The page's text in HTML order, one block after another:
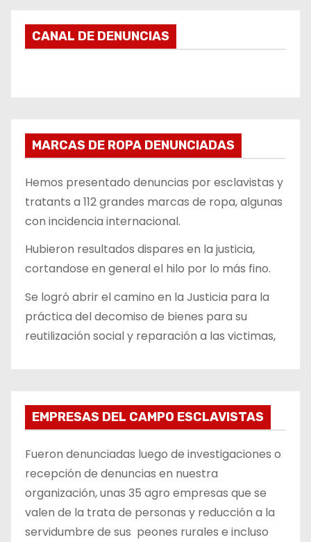
CANAL DE DENUNCIAS
MARCAS DE ROPA DENUNCIADAS
Hemos presentado denuncias por esclavistas y
tratants a 112 grandes marcas de ropa, algunas
con incidencia internacional.
Hubieron resultados dispares en la justicia,
cortandose en general el hilo por lo más fino.
Se logró abrir el camino en la Justicia para la
práctica del decomiso de bienes para su
reutilización social y reparación a las victimas,
EMPRESAS DEL CAMPO ESCLAVISTAS
Fueron denunciadas luego de investigaciones o
recepción de denuncias en nuestra
organización, unas 35 agro empresas que se
valen de la trata de personas y reducción a la
servidumbre de sus peones rurales e incluso